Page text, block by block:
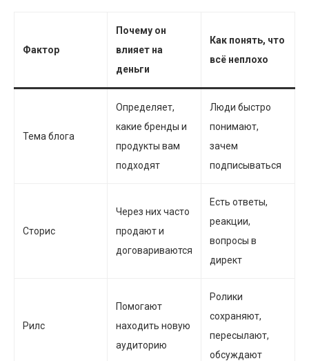
Фактор
Почему он
влияет на
деньги
Как понять, что
всё неплохо
Тема блога
Определяет,
какие бренды и
продукты вам
подходят
Люди быстро
понимают,
зачем
подписываться
Сторис
Через них часто
продают и
договариваются
Есть ответы,
реакции,
вопросы в
директ
Рилс
Помогают
находить новую
аудиторию
Ролики
сохраняют,
пересылают,
обсуждают